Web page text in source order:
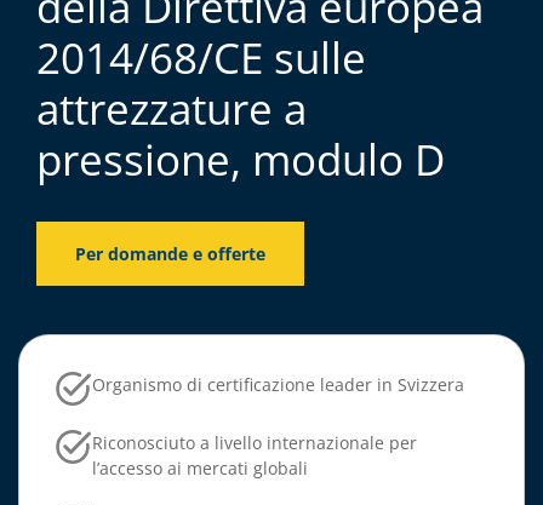
2014/68/CE sulle
attrezzature a
pressione, modulo D
Per domande e offerte
Organismo di certificazione leader in Svizzera
Riconosciuto a livello internazionale per
l’accesso ai mercati globali